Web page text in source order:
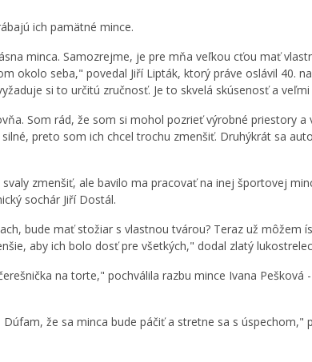
ich pamätné mince.
minca. Samozrejme, je pre mňa veľkou cťou mať
okolo seba," povedal Jiří Lipták, ktorý práve oslávil 40.
si to určitú zručnosť. Je to skvelá skúsenosť a
Som rád, že som si mohol pozrieť výrobné priestory a
preto som ich chcel trochu zmenšiť. Druhýkrát sa
zmenšiť, ale bavilo ma pracovať na inej športovej
sochár Jiří Dostál.
bude mať stožiar s vlastnou tvárou? Teraz už môžem
aby ich bolo dosť pre všetkých," dodal zlatý
na torte," pochválila razbu mince Ivana Pešková
že sa minca bude páčiť a stretne sa s úspechom,"